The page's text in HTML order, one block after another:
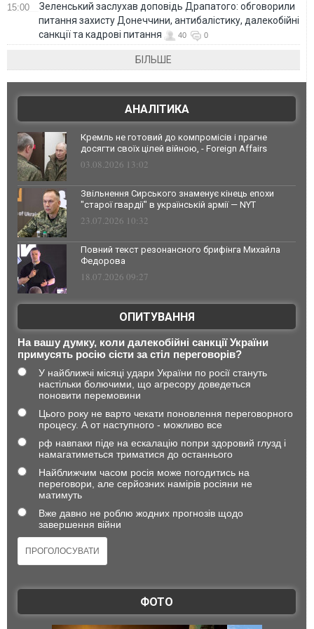
15:00
Зеленський заслухав доповідь Драпатого: обговорили
питання захисту Донеччини, антибалістику, далекобійні
санкції та кадрові питання
40 0
БІЛЬШЕ
АНАЛІТИКА
Кремль не готовий до компромісів і прагне
досягти своїх цілей війною, - Foreign Affairs
03.08.2026 13:02
Звільнення Сирського знаменує кінець епохи
"старої гвардії" в українській армії — NYT
23.07.2026 10:32
Повний текст резонансного брифінга Михайла
Федорова
18.07.2026 09:27
ОПИТУВАННЯ
На вашу думку, коли далекобійні санкції України
примусять росію сісти за стіл переговорів?
У найближчі місяці удари України по росії стануть
настільки болючими, що агресору доведеться
поновити перемовини
Цього року не варто чекати поновлення переговорного
процесу. А от наступного - можливо все
рф навпаки піде на ескалацію попри здоровий глузд і
намагатиметься триматися до останнього
Найближчим часом росія може погодитись на
переговори, але серйозних намірів росіяни не
матимуть
Вже давно не роблю жодних прогнозів щодо
завершення війни
ФОТО